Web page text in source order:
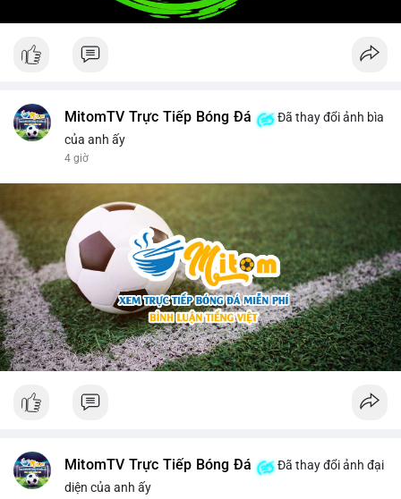
MitomTV Trực Tiếp Bóng Đá
Đã thay đổi ảnh bìa
của anh ấy
4 giờ
MitomTV Trực Tiếp Bóng Đá
Đã thay đổi ảnh đại
diện của anh ấy